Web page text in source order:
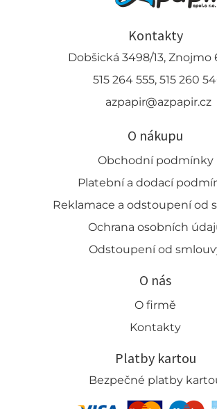
Kontakty
Dobšická 3498/13, Znojmo
515 264 555, 515 260
azpapir@azpapir.cz
O nákupu
Obchodní podmínky
Platební a dodací
Reklamace a odstoupení od
Ochrana osobních
Odstoupení od
O nás
O firmě
Kontakty
Platby kartou
Bezpečné platby